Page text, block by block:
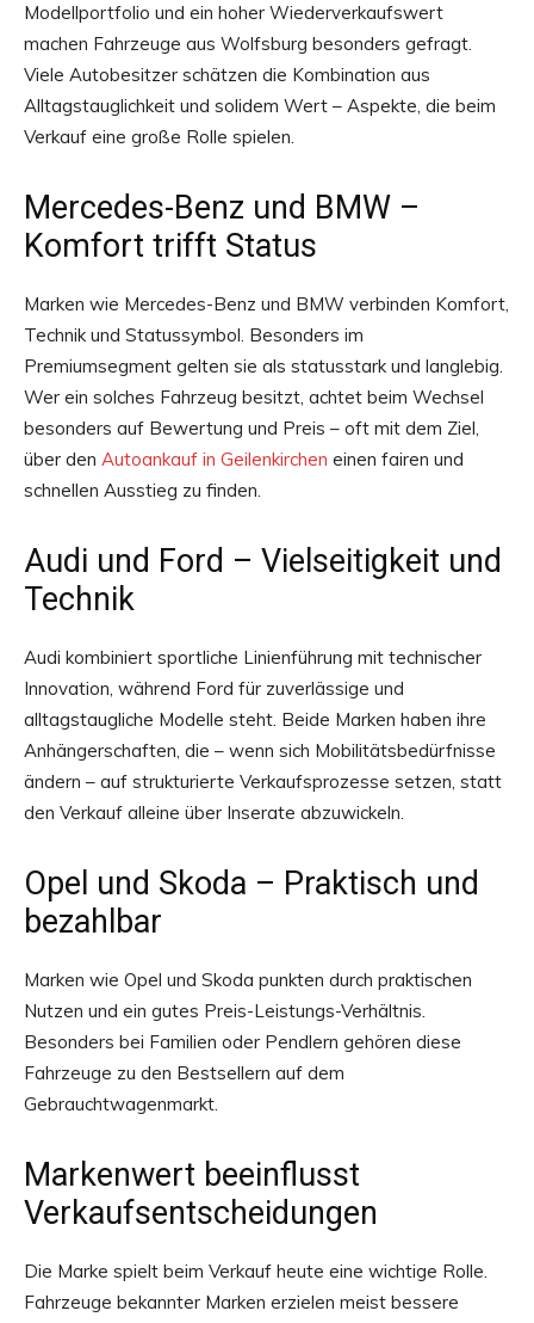
Modellportfolio und ein hoher Wiederverkaufswert
machen Fahrzeuge aus Wolfsburg besonders gefragt.
Viele Autobesitzer schätzen die Kombination aus
Alltagstauglichkeit und solidem Wert – Aspekte, die beim
Verkauf eine große Rolle spielen.
Mercedes-Benz und BMW –
Komfort trifft Status
Marken wie Mercedes-Benz und BMW verbinden Komfort,
Technik und Statussymbol. Besonders im
Premiumsegment gelten sie als statusstark und langlebig.
Wer ein solches Fahrzeug besitzt, achtet beim Wechsel
besonders auf Bewertung und Preis – oft mit dem Ziel,
über den Autoankauf in Geilenkirchen einen fairen und
schnellen Ausstieg zu finden.
Audi und Ford – Vielseitigkeit und
Technik
Audi kombiniert sportliche Linienführung mit technischer
Innovation, während Ford für zuverlässige und
alltagstaugliche Modelle steht. Beide Marken haben ihre
Anhängerschaften, die – wenn sich Mobilitätsbedürfnisse
ändern – auf strukturierte Verkaufsprozesse setzen, statt
den Verkauf alleine über Inserate abzuwickeln.
Opel und Skoda – Praktisch und
bezahlbar
Marken wie Opel und Skoda punkten durch praktischen
Nutzen und ein gutes Preis-Leistungs-Verhältnis.
Besonders bei Familien oder Pendlern gehören diese
Fahrzeuge zu den Bestsellern auf dem
Gebrauchtwagenmarkt.
Markenwert beeinflusst
Verkaufsentscheidungen
Die Marke spielt beim Verkauf heute eine wichtige Rolle.
Fahrzeuge bekannter Marken erzielen meist bessere